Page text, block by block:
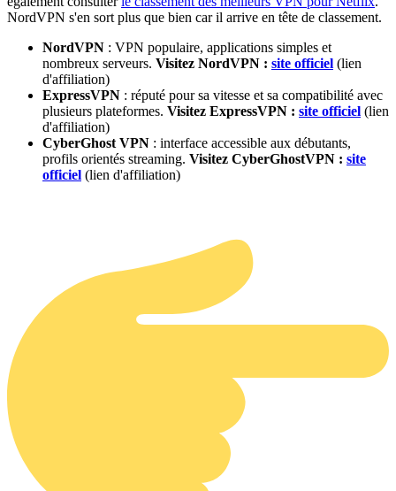
NordVPN s'en sort plus que bien car il arrive en tête de classement.
NordVPN : VPN populaire, applications simples et
nombreux serveurs. Visitez NordVPN : site officiel (lien
d'affiliation)
ExpressVPN : réputé pour sa vitesse et sa compatibilité avec
plusieurs plateformes. Visitez ExpressVPN : site officiel (lien
d'affiliation)
CyberGhost VPN : interface accessible aux débutants,
profils orientés streaming. Visitez CyberGhostVPN : site
officiel (lien d'affiliation)